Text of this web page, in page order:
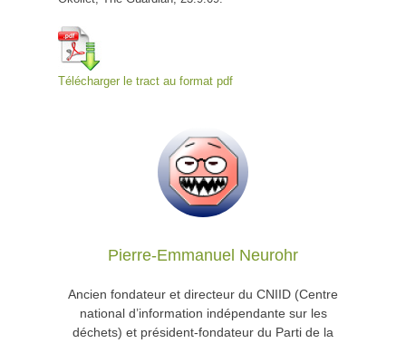
Télécharger le tract au format pdf
Pierre-Emmanuel Neurohr
Ancien fondateur et directeur du CNIID (Centre
national d’information indépendante sur les
déchets) et président-fondateur du Parti de la